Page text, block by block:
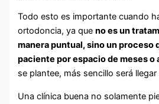
Todo esto es importante cuando
ortodoncia, ya queno es un
manera puntual, sino un proceso
paciente por espacio de meses o
se plantee, más sencillo será
Una clínica buena no solamente